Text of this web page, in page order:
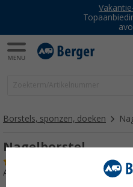
Borstels, sponzen, doeken
Nagelborstel
Artikelnr: 222900